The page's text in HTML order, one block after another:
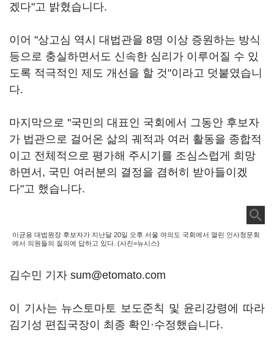
겠다"고 밝혔습니다.
이어 "상고심 역시 대법관을 8명 이상 증원하는 방식
등으로 충실하면서도 신속한 심리가 이루어질 수 있
도록 적극적인 제도 개선을 할 것"이라고 덧붙였습니
다.
마지막으로 "국민의 대표인 국회에서 그동안 후보자
가 법관으로 걸어온 삶의 궤적과 여러 활동을 종합적
이고 전체적으로 평가해 주시기를 조심스럽게 희망
하면서, 국민 여러분의 결정을 겸허히 받아들이겠
다"고 했습니다.
이균용 대법원장 후보자가 지난달 20일 오후 서울 여의도 국회에서 열린 인사청문회
에서 의원들의 질의에 답하고 있다. (사진=뉴시스)
김수민 기자 sum@etomato.com
이 기사는 뉴스토마토 보도준칙 및 윤리강령에 따라
김기성 편집국장이 최종 확인·수정했습니다.